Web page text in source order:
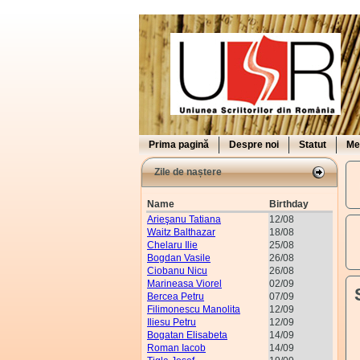
Prima pagină Despre noi Statut
Zile de naștere
Name
Birthday
Arieşanu Tatiana
12/08
Waitz Balthazar
18/08
Chelaru Ilie
25/08
Bogdan Vasile
26/08
Ciobanu Nicu
26/08
Marineasa Viorel
02/09
Bercea Petru
07/09
Filimonescu Manolita
12/09
Iliesu Petru
12/09
Bogatan Elisabeta
14/09
Roman Iacob
14/09